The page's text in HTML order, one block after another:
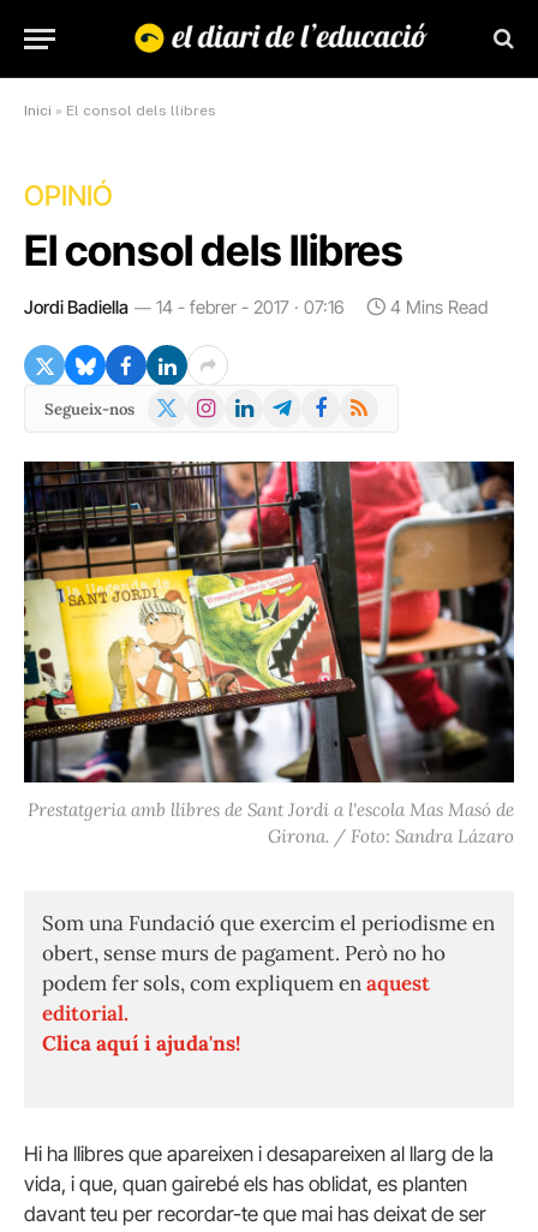
Inici » El consol dels llibres
OPINIÓ
El consol dels llibres
Jordi Badiella 14 - febrer - 2017 · 07:16 4 Mins Read
Segueix-nos
X
Instagram
LinkedInTelegramFacebook
RSS
Prestatgeria amb llibres de Sant Jordi a l'escola Mas Masó de
Girona. / Foto: Sandra Lázaro
Som una Fundació que exercim el periodisme en
obert, sense murs de pagament. Però no ho
podem fer sols, com expliquem enaquest
editorial.
Clica aquí i ajuda'ns!
Hi ha llibres que apareixen i desapareixen al llarg de la
vida, i que, quan gairebé els has oblidat, es planten
davant teu per recordar-te que mai has deixat de ser